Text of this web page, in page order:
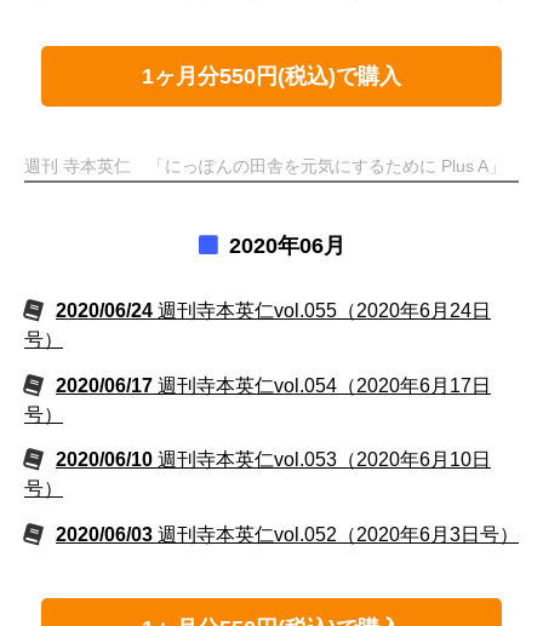
1ヶ月分550円(税込)で購入
週刊 寺本英仁 「にっぽんの田舎を元気にするために Plus A」
2020年06月
2020/06/24 週刊寺本英仁vol.055（2020年6月24日
号）
2020/06/17 週刊寺本英仁vol.054（2020年6月17日
号）
2020/06/10 週刊寺本英仁vol.053（2020年6月10日
号）
2020/06/03 週刊寺本英仁vol.052（2020年6月3日号）